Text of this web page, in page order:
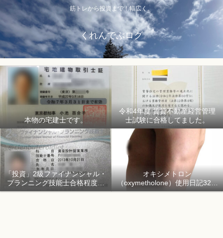
筋トレから投資まで！幅広く。
くれんでぶログ
本物の宅建士です。
令和4年度 賃貸不動産経営管理
士試験に合格してました。
「投資」2級ファイナンシャル・
プランニング技能士合格程度で
ようやく初心者「資産形成」
オキシメトロン
（oxymetholone）使用日記32日
目「骨格筋量増量開始150日目」